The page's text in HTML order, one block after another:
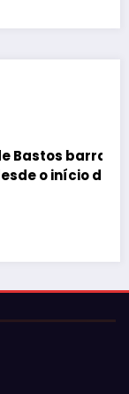
atos da
do